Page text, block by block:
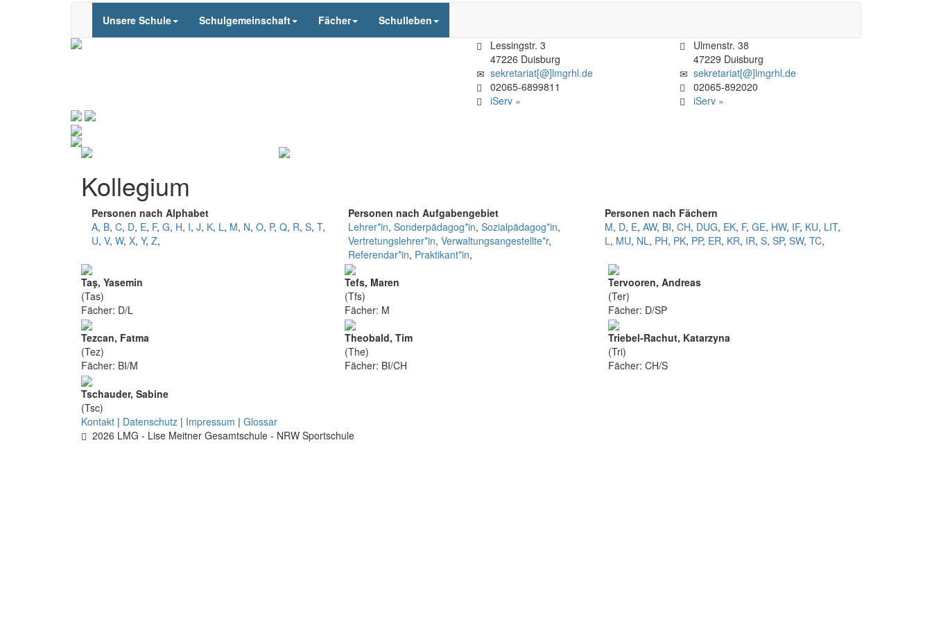
Unsere Schule Schulgemeinschaft Fächer
Schulleben
Lessingstr. 3
47226 Duisburg
sekretariat[@]lmgrhl.de
02065-6899811
iServ »
Ulmenstr. 38
47229 Duisburg
sekretariat[@]lmgrhl.de
02065-892020
iServ »
Kollegium
Personen nach Alphabet
A, B, C, D, E, F, G, H, I, J, K, L, M, N, O, P, Q, R, S, T,
U, V, W, X, Y, Z,
Personen nach Aufgabengebiet
Lehrer*in, Sonderpädagog*in, Sozialpädagog*in,
Vertretungslehrer*in, Verwaltungsangestellte*r,
Referendar*in, Praktikant*in,
Personen nach Fächern
M, D, E, AW, BI, CH, DUG, EK, F, GE, HW, IF, KU, LIT,
L, MU, NL, PH, PK, PP, ER, KR, IR, S, SP, SW, TC,
Taş, Yasemin
(Tas)
Fächer: D/L
Tefs, Maren
(Tfs)
Fächer: M
Tervooren, Andreas
(Ter)
Fächer: D/SP
Tezcan, Fatma
(Tez)
Fächer: BI/M
Theobald, Tim
(The)
Fächer: BI/CH
Triebel-Rachut, Katarzyna
(Tri)
Fächer: CH/S
Tschauder, Sabine
(Tsc)
Kontakt | Datenschutz | Impressum | Glossar
2026 LMG - Lise Meitner Gesamtschule - NRW Sportschule